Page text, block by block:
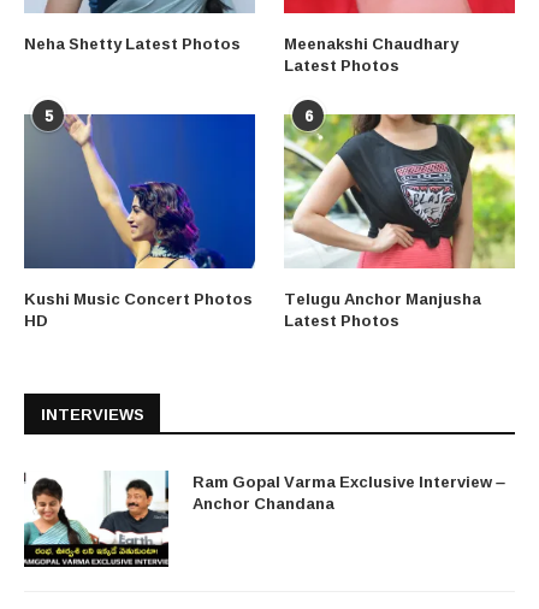
Neha Shetty Latest Photos Meenakshi Chaudhary
Latest Photos
5
Kushi Music Concert Photos
HD
6
Telugu Anchor Manjusha
Latest Photos
INTERVIEWS
Ram Gopal Varma Exclusive Interview –
Anchor Chandana